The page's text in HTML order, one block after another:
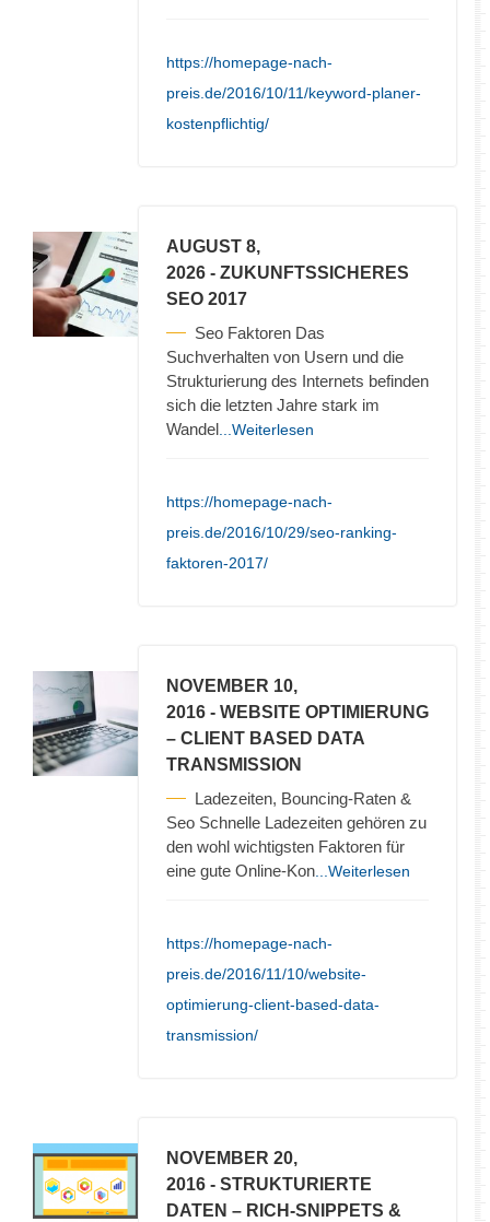
https://homepage-nach-
preis.de/2016/10/11/keyword-planer-
kostenpflichtig/
AUGUST 8,
2026 - ZUKUNFTSSICHERES
SEO 2017
Seo Faktoren Das
Suchverhalten von Usern und die
Strukturierung des Internets befinden
sich die letzten Jahre stark im
Wandel ...Weiterlesen
https://homepage-nach-
preis.de/2016/10/29/seo-ranking-
faktoren-2017/
NOVEMBER 10,
2016 - WEBSITE OPTIMIERUNG
– CLIENT BASED DATA
TRANSMISSION
Ladezeiten, Bouncing-Raten &
Seo Schnelle Ladezeiten gehören zu
den wohl wichtigsten Faktoren für
eine gute Online-Kon ...Weiterlesen
https://homepage-nach-
preis.de/2016/11/10/website-
optimierung-client-based-data-
transmission/
NOVEMBER 20,
2016 - STRUKTURIERTE
DATEN – RICH-SNIPPETS &